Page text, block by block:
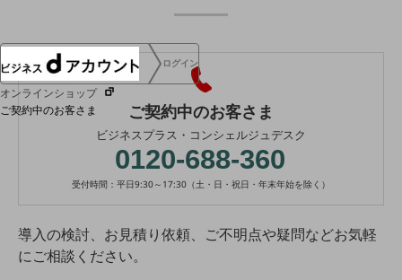
ログイン
オンラインショップ
ご契約中のお客さま
サービス別サポート情報
ご契約中サービスの一元管理
ご契約中のお客さま
ビジネスプラス・コンシェルジュデスク
0120-688-360
受付時間：平日9:30～17:30（土・日・祝日・年末年始を除く）
導入の検討、お見積り依頼、ご不明点や疑問などお気軽
にご相談ください。